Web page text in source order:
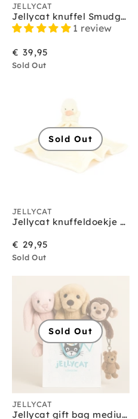
JELLYCAT
Jellycat knuffel Smudge Cow Original
1 review
€ 39,95
Sold Out
Sold Out
JELLYCAT
Jellycat knuffeldoekje en knuffel bashful duckling
€ 29,95
Sold Out
Sold Out
JELLYCAT
Jellycat gift bag medium